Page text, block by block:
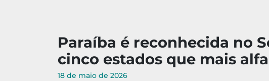
Paraíba é reconhecida no
cinco estados que mais
18 de maio de 2026